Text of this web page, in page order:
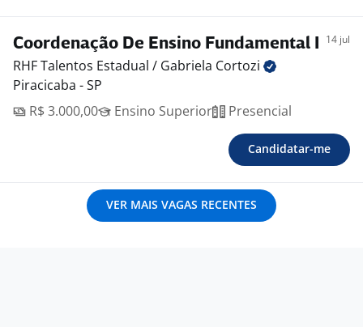
Coordenação De Ensino Fundamental I 14 jul
RHF Talentos Estadual / Gabriela Cortozi
Piracicaba - SP
R$ 3.000,00
Ensino Superior Presencial
Candidatar-me
VER MAIS VAGAS RECENTES